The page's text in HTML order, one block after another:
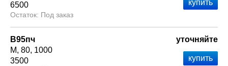
6500
Под заказ
В95пч
М 80 1000
3500
уточняйте